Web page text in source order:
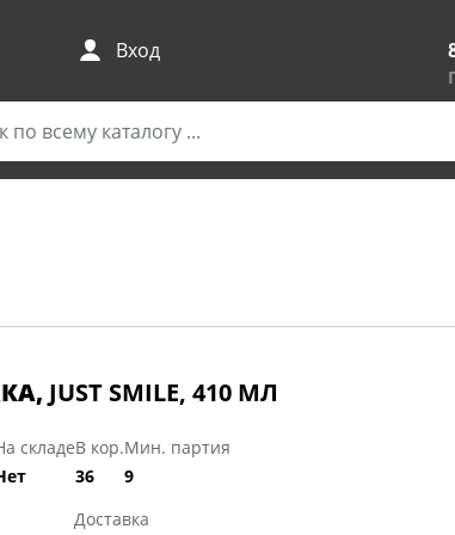
Вход
JUST SMILE, 410 МЛ
складеВ кор.
36
Мин. партия
9
Доставка